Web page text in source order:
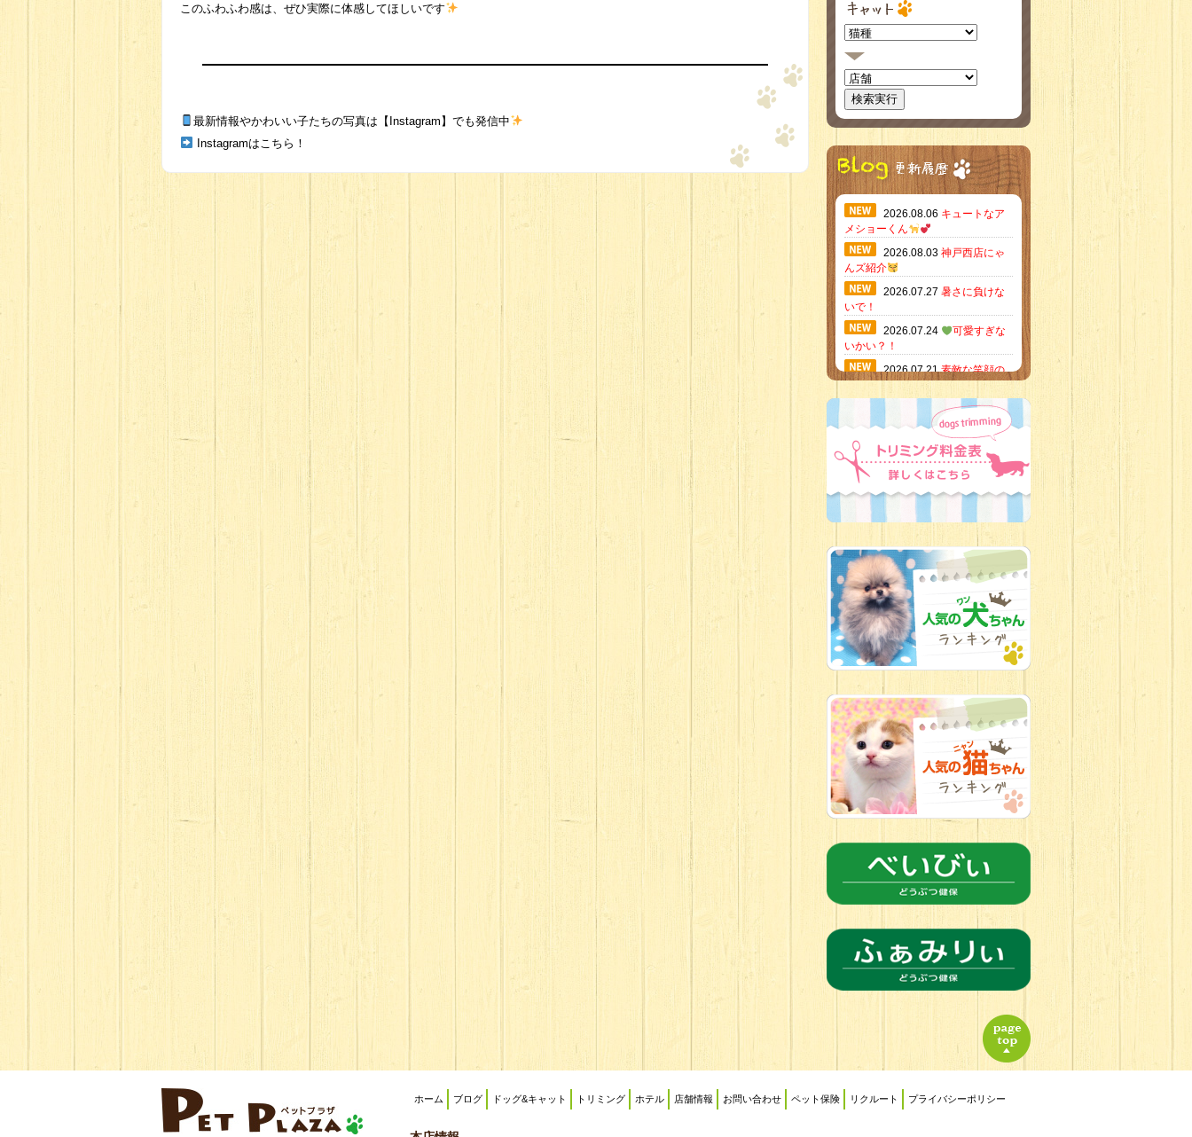
このふわふわ感は、ぜひ実際に体感してほしいです
最新情報やかわいい子たちの写真は【Instagram】でも発信中
Instagramはこちら！
2026.08.06 キュートなア
メショーくん
2026.08.03 神戸西店にゃ
んズ紹介
2026.07.27 暑さに負けな
いで！
2026.07.24
可愛すぎな
いかい？！
2026.07.21素敵な笑顔の
当店のイチオ
シにゃんこ
2026.07.15
ミニチュア
ピンシャーのご紹介
2026.07.09加古川店：可
2026.07.06 新入生紹介
2026.07.03
ちびっこワン
コ
2026.07.01ダラダラな猫
スタッフ
新入生
2026.06.24
人懐っこすぎ
なわんちゃんず
2026.06.21
転入生のご紹
介(*ﾉωﾉ)
ホーム ブログ ドッグ&キャット トリミング ホテル 店舗情報 お問い合わせ ペット保険 リクルート プライバシーポリシー